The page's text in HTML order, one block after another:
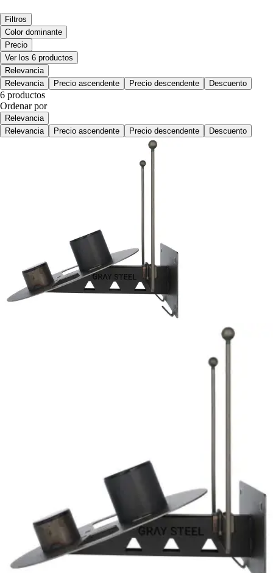
Filtros
Color dominante
Precio
Ver los 6 productos
Relevancia
Relevancia
Precio ascendente Precio descendente Descuento
6 productos
Ordenar por
Relevancia
Relevancia
Precio ascendente Precio descendente Descuento